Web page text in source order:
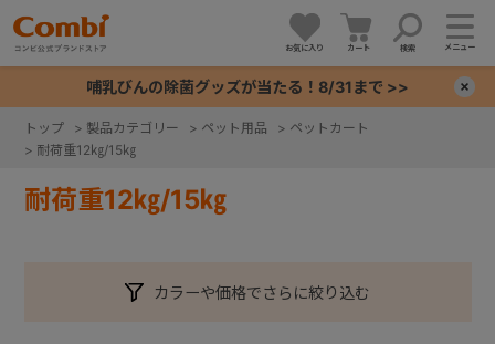
お気に入り カート 検索 メニュー
哺乳びんの除菌グッズが当たる！8/31まで >>
トップ > 製品カテゴリー > ペット用品 > ペットカート
> 耐荷重12㎏/15㎏
耐荷重12㎏/15㎏
カラーや価格でさらに絞り込む